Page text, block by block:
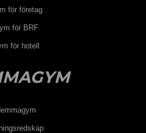
för företag
för BRF
för hotell